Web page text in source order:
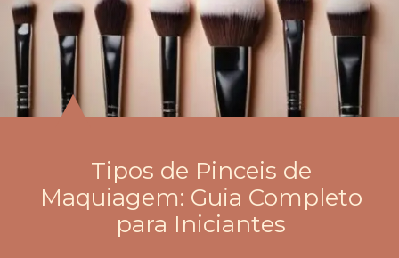
Tipos de Pinceis de
Maquiagem: Guia Completo
para Iniciantes